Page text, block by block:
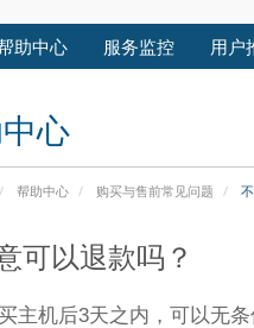
助中心 服务监控 用户
心
帮助中心 购买与售前常见问题
可以退款吗？
主机后3天之内，可以无